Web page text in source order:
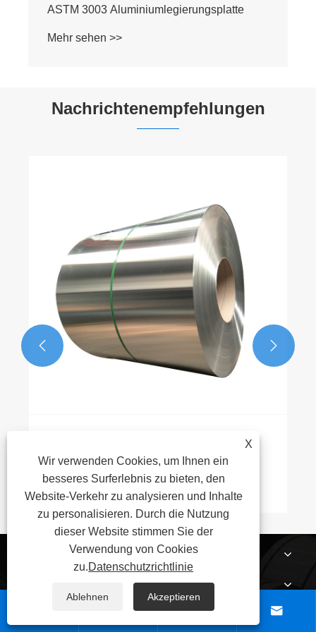
ASTM 3003 Aluminiumlegierungsplatte
Mehr sehen >>
Nachrichtenempfehlungen
Warum ist Edelstahl so einfach zu
Mehr sehen >>
 
ÜBER UNS
 
X
Wir verwenden Cookies, um Ihnen ein
besseres Surferlebnis zu bieten, den
Website-Verkehr zu analysieren und Inhalte
zu personalisieren. Durch die Nutzung
dieser Website stimmen Sie der
Verwendung von Cookies
zu.Datenschutzrichtlinie
Ablehnen Akzeptieren